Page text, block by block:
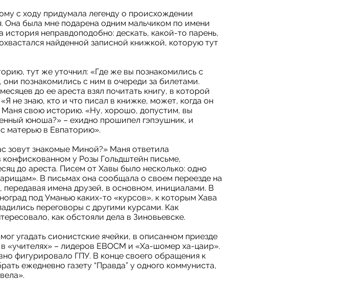
с ходу придумала легенду о происхождении
Она была мне подарена одним мальчиком по имени
неправдоподобно: дескать, какой-то парень,
найденной записной книжкой, которую тут
тут же уточнил: «Где же вы познакомились с
познакомились с ним в очереди за билетами.
до ее ареста взял почитать книгу, в которой
не знаю, кто и что писал в книжке, может, когда он
свою историю. «Ну, хорошо, допустим, вы
юноша?» – ехидно прошипел гэпэушник, и
матерью в Евпаторию».
зовут знакомые Миной?» Маня ответила
у Розы Гольдштейн письме,
до ареста. Писем от Хавы было несколько: одно
В письмах она сообщала о своем переезде на
имена друзей, в основном, инициалами. В
под Уманью каких-то «курсов», к которым Хава
переговоры с другими курсами. Как
как обстояли дела в Зиновьевске.
угадать сионистские ячейки, в описанном приезде
«учителях» – лидеров ЕВОСМ и «Ха-шомер ха-цаир».
фигурировало ГПУ. В конце своего обращения к
ежедневно газету “Правда” у одного коммуниста,